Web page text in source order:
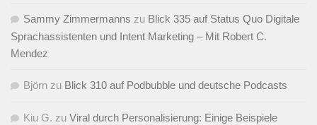
Sammy Zimmermanns zu Blick 335 auf Status Quo Digitale
Sprachassistenten und Intent Marketing – Mit Robert C.
Mendez
Björn zu Blick 310 auf Podbubble und deutsche Podcasts
Kiu G. zu Viral durch Personalisierung: Einige Beispiele